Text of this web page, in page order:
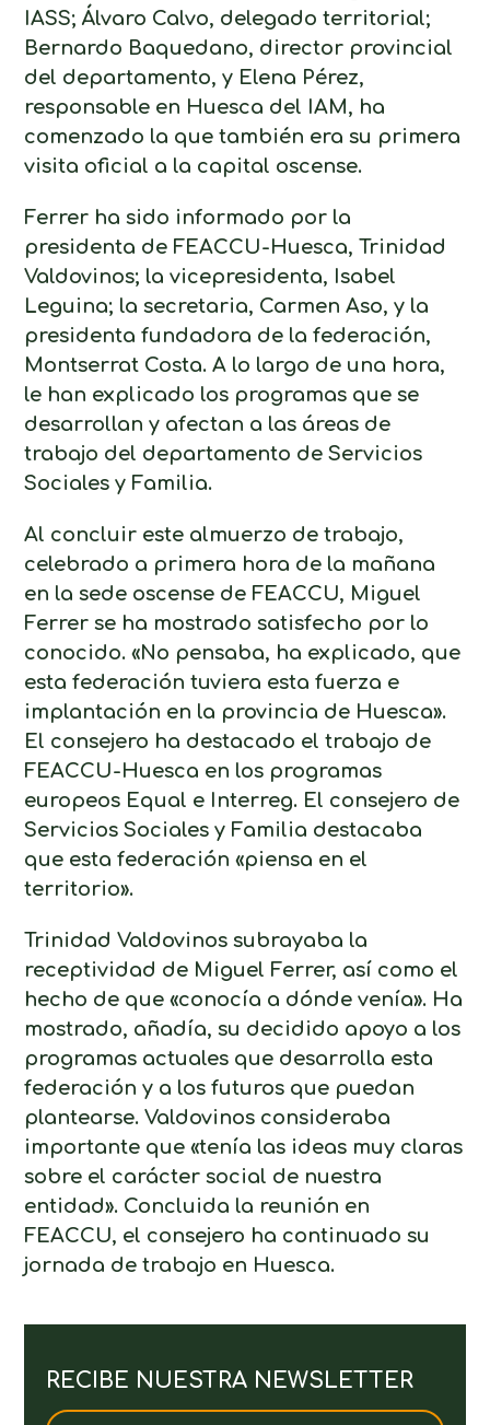
IASS; Álvaro Calvo, delegado territorial;
Bernardo Baquedano, director provincial
del departamento, y Elena Pérez,
responsable en Huesca del IAM, ha
comenzado la que también era su primera
visita oficial a la capital oscense.
Ferrer ha sido informado por la
presidenta de FEACCU-Huesca, Trinidad
Valdovinos; la vicepresidenta, Isabel
Leguina; la secretaria, Carmen Aso, y la
presidenta fundadora de la federación,
Montserrat Costa. A lo largo de una hora,
le han explicado los programas que se
desarrollan y afectan a las áreas de
trabajo del departamento de Servicios
Sociales y Familia.
Al concluir este almuerzo de trabajo,
celebrado a primera hora de la mañana
en la sede oscense de FEACCU, Miguel
Ferrer se ha mostrado satisfecho por lo
conocido. «No pensaba, ha explicado, que
esta federación tuviera esta fuerza e
implantación en la provincia de Huesca».
El consejero ha destacado el trabajo de
FEACCU-Huesca en los programas
europeos Equal e Interreg. El consejero de
Servicios Sociales y Familia destacaba
que esta federación «piensa en el
territorio».
Trinidad Valdovinos subrayaba la
receptividad de Miguel Ferrer, así como el
hecho de que «conocía a dónde venía». Ha
mostrado, añadía, su decidido apoyo a los
programas actuales que desarrolla esta
federación y a los futuros que puedan
plantearse. Valdovinos consideraba
importante que «tenía las ideas muy claras
sobre el carácter social de nuestra
entidad». Concluida la reunión en
FEACCU, el consejero ha continuado su
jornada de trabajo en Huesca.
RECIBE NUESTRA NEWSLETTER